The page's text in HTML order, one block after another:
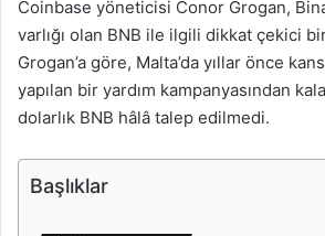
Coinbase yöneticisi Conor Grogan,
varlığı olan BNB ile ilgili dikkat çekici
Grogan’a göre, Malta’da yıllar önce
yapılan bir yardım kampanyasından
dolarlık BNB hâlâ talep edilmedi.
Başlıklar